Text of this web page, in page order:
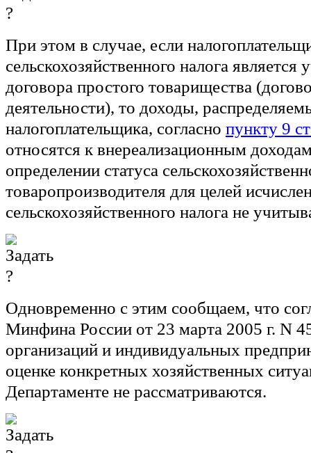
При этом в случае, если
сельскохозяйственного налога является
договора простого товарищества
деятельности), то доходы,
налогоплательщика, согласно пункту 9
относятся к внереализационным
определении статуса
товаропроизводителя для целей
сельскохозяйственного налога не
Одновременно с этим сообщаем, что
Минфина России от 23 марта 2005 г. N
организаций и индивидуальных
оценке конкретных хозяйственных
Департаменте не рассматриваются.